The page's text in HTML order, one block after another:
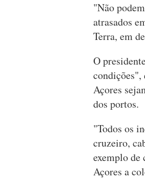
"Não
atrasados
Terra, em
O
condições",
Açores
dos portos.
"Todos os
cruzeiro,
exemplo
Açores a